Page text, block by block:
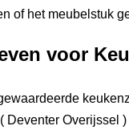
of het meubelstuk
voor
( Deventer Overijssel )